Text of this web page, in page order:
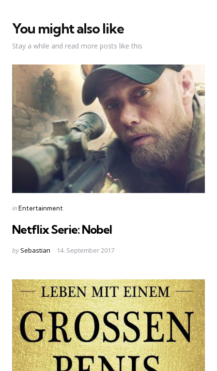
You might also like
Stay a while and read more posts like this
Categories
Posted
inEntertainment
Netflix Serie: Nobel
Posted
by Sebastian 14. September 2017